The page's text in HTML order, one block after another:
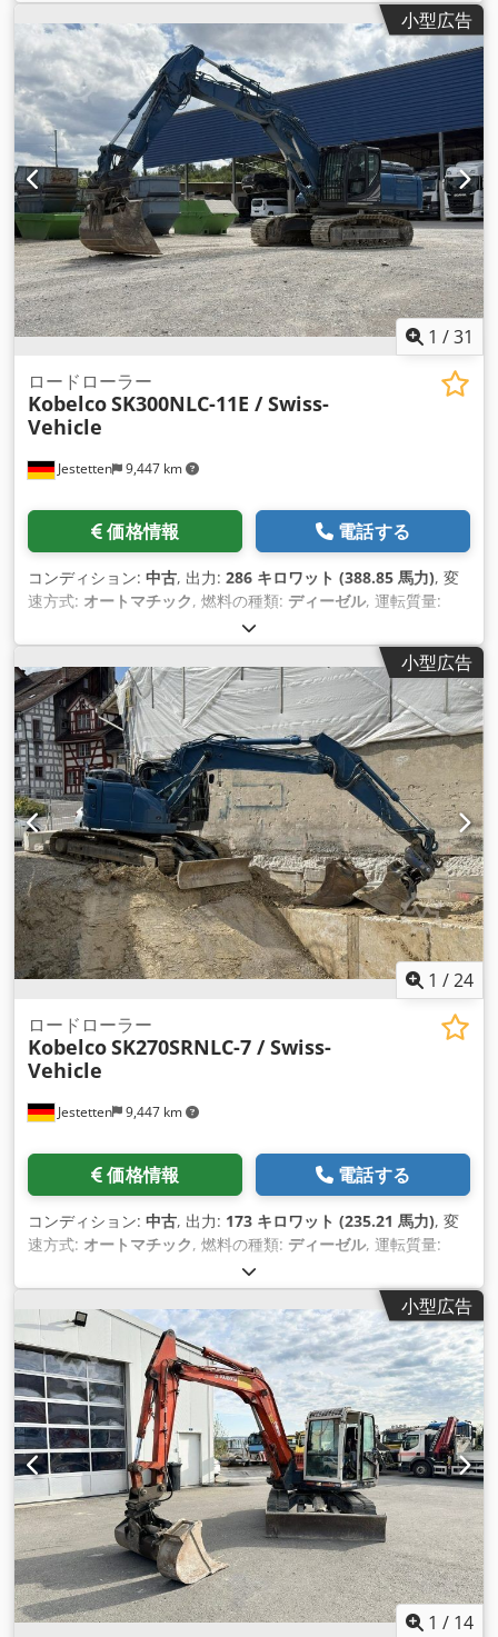
小型広告
1 /31
Jestetten 9,447 km
ロードローラー
KobelcoSK300NLC-11E / Swiss-
Vehicle
価格情報 電話する
コンディション: 中古, 出力: 286 キロワット (388.85 馬力), 変
速方式: オートマチック, 燃料の種類: ディーゼル, 運転質量:
, 初回登録:
（TÜV）:07/2026, 全長:10,710 mm, 全幅:25,500 mm, 全高:
32,000 mm, 装備:エアコン, 小型広告
1 /24
Jestetten 9,447 km
ロードローラー
KobelcoSK270SRNLC-7 / Swiss-
Vehicle
価格情報 電話する
コンディション: 中古, 出力: 173 キロワット (235.21 馬力), 変
速方式: オートマチック, 燃料の種類: ディーゼル, 運転質量:
, 初回登録:
（TÜV）:05/2026, 全長:8,970 mm, 全幅:25,500 mm, 全高:
31,800 mm, 装備: エアコン, 小型広告
1 / 14